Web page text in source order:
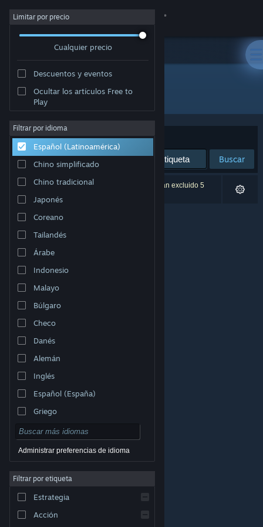
Iniciar sesión
Acerca de
Soporte
Cambiar idioma
Obtener la aplicación de Steam Mobile
Ver versión clásica
© Valve Corporation. Todos los derechos reservados.
Todas las marcas registradas pertenecen a sus
de Privacidad|Información legal
Acuerdo de Suscriptor a Steam
Cookies
Limitar por precio
Cualquier precio
Descuentos y eventos
Ocultar los artículos Free to
Play
Filtrar por idioma
Español (Latinoamérica)
Chino simplificado
Chino tradicional
Japonés
Coreano
Tailandés
Árabe
Indonesio
Malayo
Búlgaro
Checo
Danés
Alemán
Inglés
Español (España)
Griego
Administrar preferencias de idioma
Filtrar por etiqueta
Estrategia
Acción
Desarrollador: Mr Chip Software
Ordenar por Relevancia
Buscar
0 resultado(s) coinciden con la búsqueda. Se han excluido 5
títulos según tus preferencias.